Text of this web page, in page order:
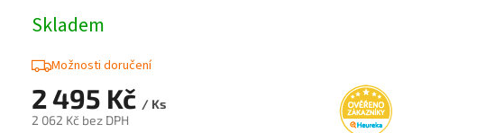
2 495 Kč / Ks
2 062 Kč bez DPH
Skladem
Možnosti doručení